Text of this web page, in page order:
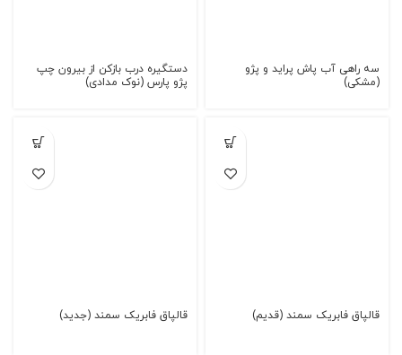
سه راهی آب پاش پراید و پژو
(مشکی)
دستگیره درب بازکن از بیرون چپ
پژو پارس (نوک مدادی)
قالپاق فابریک سمند (قدیم) قالپاق فابریک سمند (جدید)